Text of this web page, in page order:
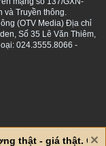
và Truyền thông.
(OTV Media) Địa chỉ
Số 35 Lê Văn Thiêm,
024.3555.8066 -
thật - giá thật. Giá